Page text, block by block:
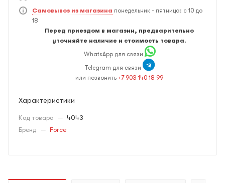
Самовывоз из магазина понедельник - пятница: с 10 до
18
Перед приездом в магазин, предварительно
уточняйте наличие и стоимость товара.
WhatsApp для связи
Telegram для связи
или позвонить +7 903 140 18 99
Характеристики
Код товара — 4043
Бренд — Force